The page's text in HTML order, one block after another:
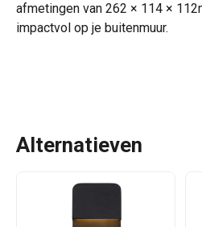
afmetingen van 262 × 114 ×
impactvol op je buitenmuur.
Alternatieven